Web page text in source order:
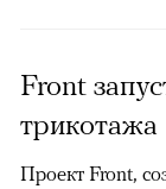
Front
трикотажа
Проект Front,